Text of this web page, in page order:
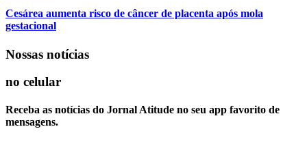
Cesárea aumenta risco de câncer de placenta após mola
gestacional
Nossas notícias
no celular
Receba as notícias do Jornal Atitude no seu app favorito de
mensagens.